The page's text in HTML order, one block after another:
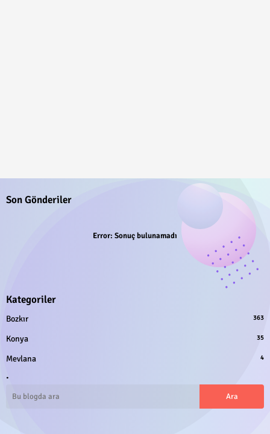
Son Gönderiler
Error: Sonuç bulunamadı
Kategoriler
Bozkır 363
Konya 35
Mevlana 4
.